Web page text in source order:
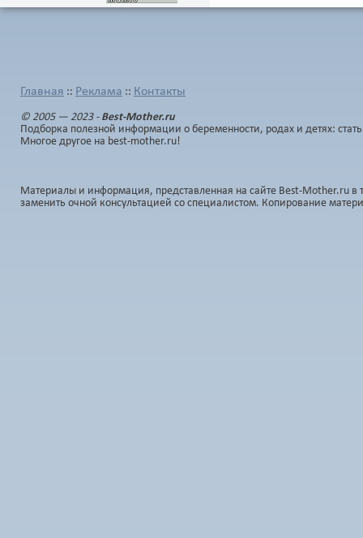
Главная :: Реклама :: Контакты
© 2005 — 2023 - Best-Mother.ru
Подборка полезной информации о беременности, родах и детях:
Многое другое на best-mother.ru!
Материалы и информация, представленная на сайте Best-Mother.ru
заменить очной консультацией со специалистом. Копирование